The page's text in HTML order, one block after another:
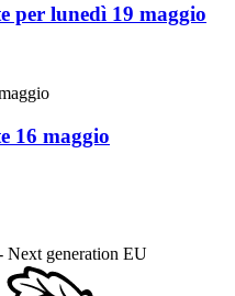
per lunedì 19 maggio
16 maggio